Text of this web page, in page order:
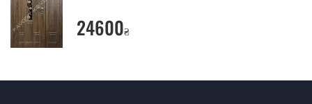
Да производим. Монтаж металлических дверей
производится согласно очереди, во все дни кроме
воскресенья.
Грейт?
24600₴